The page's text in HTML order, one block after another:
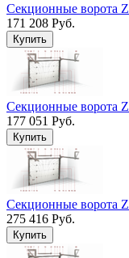
Секционные ворота
171 208 Руб.
Секционные ворота
177 051 Руб.
Секционные ворота
275 416 Руб.